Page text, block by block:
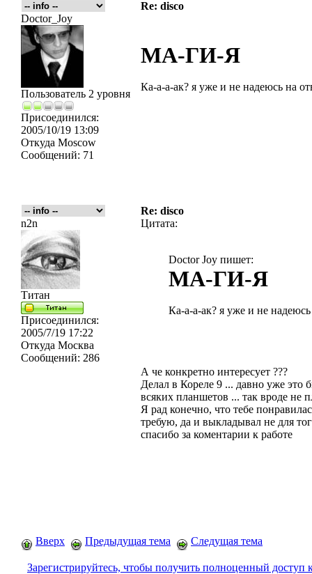
Re: disco
Doctor_Joy
Пользователь 2 уровня
Присоединился:
2005/10/19 13:09
Откуда Moscow
Сообщений: 71
МА-ГИ-Я
Ка-а-а-ак? я уже и не надеюсь на
Re: disco
n2n
Титан
Присоединился:
2005/7/19 17:22
Откуда Москва
Сообщений: 286
Цитата:
Doctor Joy пишет:
МА-ГИ-Я
Ка-а-а-ак? я уже и не
А че конкретно интересует ???
Делал в Кореле 9 ... давно уже это
всяких планшетов ... так вроде не
Я рад конечно, что тебе
требую, да и выкладывал не для
спасибо за коментарии к работе
Вверх Предыдущая тема Следущая тема
Зарегистрируйтесь, чтобы получить полноценный доступ